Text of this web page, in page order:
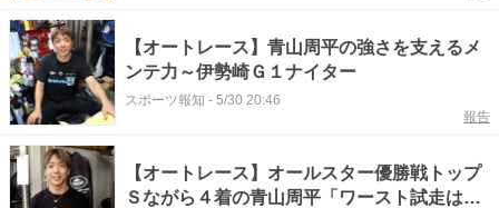
【オートレース】青山周平の強さを支えるメ
ンテ力～伊勢崎Ｇ１ナイター
スポーツ報知 - 5/30 20:46
報告
【オートレース】オールスター優勝戦トップ
Ｓながら４着の青山周平「ワースト試走は選